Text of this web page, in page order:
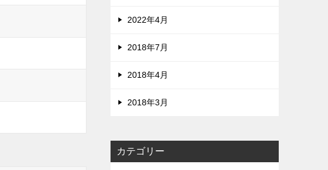
2022年4月
2018年7月
2018年4月
2018年3月
カテゴリー